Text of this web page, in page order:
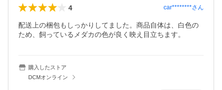
4 car********さん
配送上の梱包もしっかりしてました。商品自体は、白色の
ため、飼っているメダカの色が良く映え目立ちます。
購入したストア
DCMオンライン